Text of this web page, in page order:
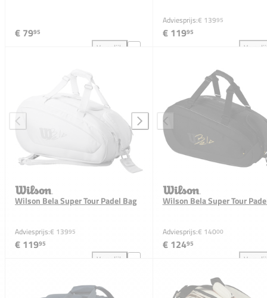
€ 7995
Vergelijk
Adviesprijs:€ 13995
€ 11995
Wilson Bela Super Tour Padel Bag
Adviesprijs:€ 13995
€ 11995
Vergelijk
Wilson Bela Super Tour
Adviesprijs:€ 14000
€ 12495